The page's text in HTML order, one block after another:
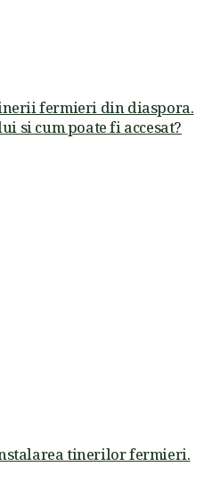
fermieri din diaspora.
si cum poate fi accesat?
tinerilor fermieri.